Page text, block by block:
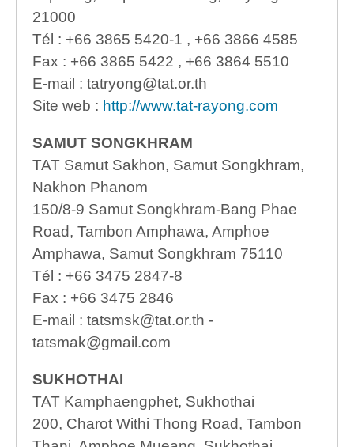
21000
Tél : +66 3865 5420-1 , +66 3866 4585
Fax : +66 3865 5422 , +66 3864 5510
E-mail : tatryong@tat.or.th
Site web : http://www.tat-rayong.com
SAMUT SONGKHRAM
TAT Samut Sakhon, Samut Songkhram,
Nakhon Phanom
150/8-9 Samut Songkhram-Bang Phae
Road, Tambon Amphawa, Amphoe
Amphawa, Samut Songkhram 75110
Tél : +66 3475 2847-8
Fax : +66 3475 2846
E-mail : tatsmsk@tat.or.th -
tatsmak@gmail.com
SUKHOTHAI
TAT Kamphaengphet, Sukhothai
200, Charot Withi Thong Road, Tambon